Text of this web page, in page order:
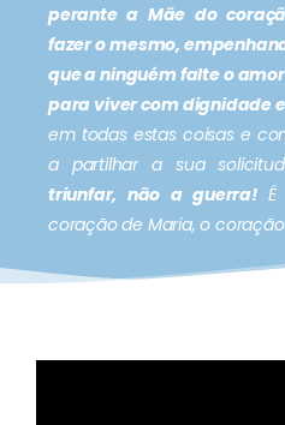
perante a Mãe do
fazer o mesmo,
que a ninguém falte o
para viver com dignidade
em todas estas coisas e
a partilhar a sua
triunfar, não a guerra!É
coração de Maria, o